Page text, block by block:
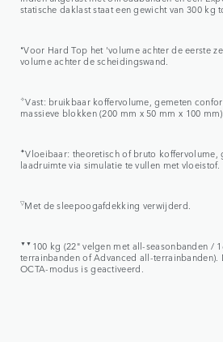
statische daklast staat een gewicht van 300 kg
⬧Voor Hard Top het 'volume achter de eerste
volume achter de scheidingswand.
✧Vast: bruikbaar koffervolume, gemeten
massieve blokken (200 mm x 50 mm x 100
✦Vloeibaar: theoretisch of bruto koffervolume,
laadruimte via simulatie te vullen met vloeistof.
▽Met de sleepoogafdekking verwijderd.
▼▼ 100 kg (22" velgen met all-seasonbanden /
terrainbanden of Advanced all-terrainbanden).
OCTA-modus is geactiveerd.